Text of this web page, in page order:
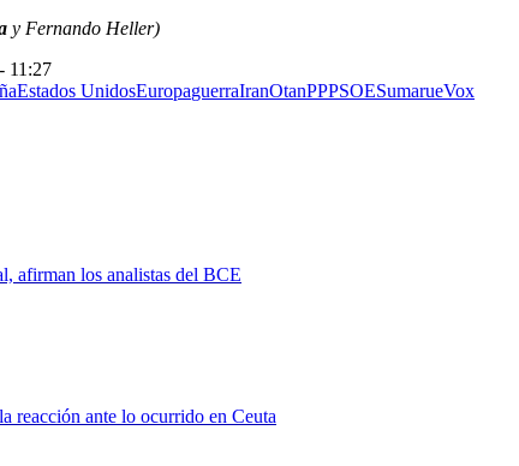
y Fernando Heller)
11:27
Estados UnidosEuropaguerraIranOtanPPPSOESumarueVox
afirman los analistas del BCE
reacción ante lo ocurrido en Ceuta